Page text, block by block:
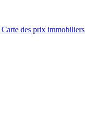
Carte des prix immobiliers